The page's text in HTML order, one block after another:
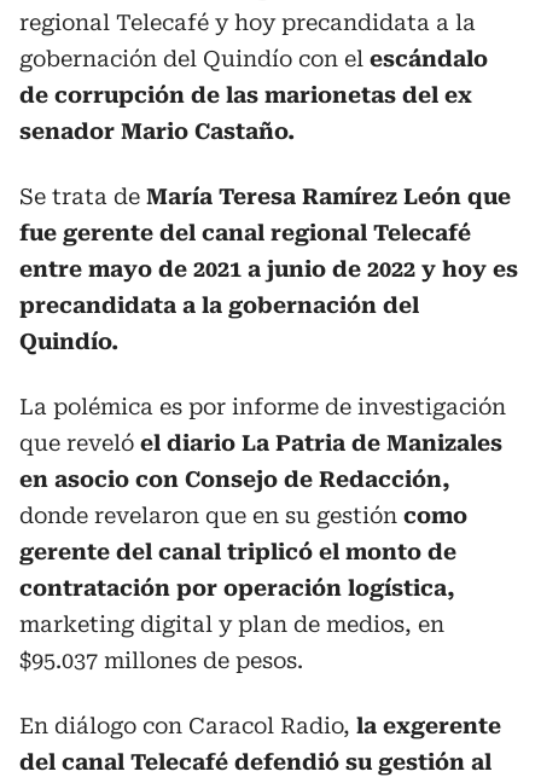
regional Telecafé y hoy precandidata a la
gobernación del Quindío con el escándalo
de corrupción de las marionetas del ex
senador Mario Castaño.
Se trata de María Teresa Ramírez León que
fue gerente del canal regional Telecafé
entre mayo de 2021 a junio de 2022 y hoy es
precandidata a la gobernación del
Quindío.
La polémica es por informe de investigación
que reveló el diario La Patria de Manizales
en asocio con Consejo de Redacción,
donde revelaron que en su gestión como
gerente del canal triplicó el monto de
contratación por operación logística,
marketing digital y plan de medios, en
$95.037 millones de pesos.
En diálogo con Caracol Radio, la exgerente
del canal Telecafé defendió su gestión al